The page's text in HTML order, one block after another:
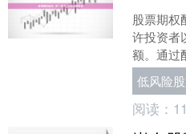
股票期权
许投资者
额。通过
同时也能
理很简单
低风险
阅读：